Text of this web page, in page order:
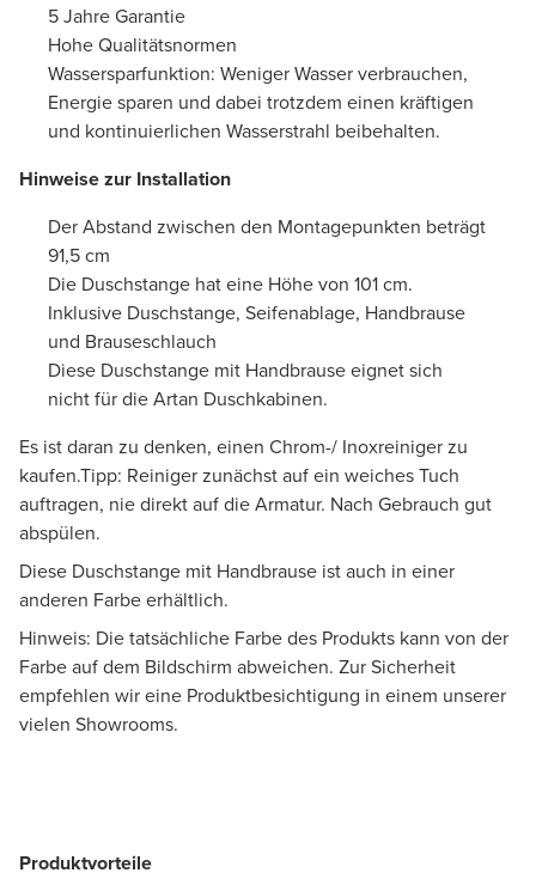
5 Jahre Garantie
Hohe Qualitätsnormen
Wassersparfunktion: Weniger Wasser verbrauchen,
Energie sparen und dabei trotzdem einen kräftigen
und kontinuierlichen Wasserstrahl beibehalten.
Hinweise zur Installation
Der Abstand zwischen den Montagepunkten beträgt
91,5 cm
Die Duschstange hat eine Höhe von 101 cm.
Inklusive Duschstange, Seifenablage, Handbrause
und Brauseschlauch
Diese Duschstange mit Handbrause eignet sich
nicht für die Artan Duschkabinen.
Es ist daran zu denken, einen Chrom-/ Inoxreiniger zu
kaufen.Tipp: Reiniger zunächst auf ein weiches Tuch
auftragen, nie direkt auf die Armatur. Nach Gebrauch gut
abspülen.
Diese Duschstange mit Handbrause ist auch in einer
anderen Farbe erhältlich.
Hinweis: Die tatsächliche Farbe des Produkts kann von der
Farbe auf dem Bildschirm abweichen. Zur Sicherheit
empfehlen wir eine Produktbesichtigung in einem unserer
vielen Showrooms.
Produktvorteile